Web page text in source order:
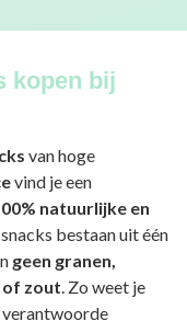
kopen bij
van hoge
vind je een
natuurlijke en
snacks bestaan uit één
geen granen,
of zout . Zo weet je
verantwoorde